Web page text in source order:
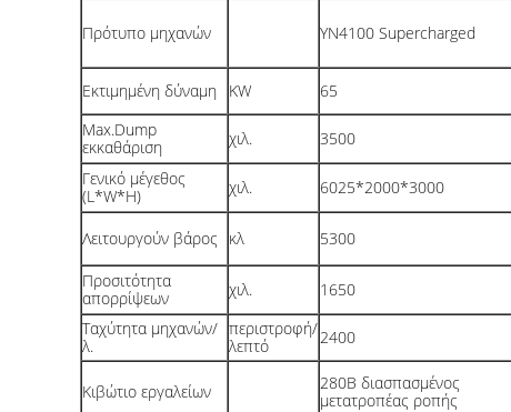
Πρότυπο μηχανών YN4100 Supercharged
Εκτιμημένη δύναμη KW
65
Max.Dump
εκκαθάριση
χιλ.
3500
Γενικό μέγεθος
(L*W*H)
χιλ. 6025*2000*3000
Λειτουργούν βάρος κλ
5300
Προσιτότητα
απορρίψεων
χιλ.
1650
Ταχύτητα μηχανών/
λ.
περιστροφή/
λεπτό
2400
Κιβώτιο εργαλείων
280B διασπασμένος
μετατροπέας ροπής